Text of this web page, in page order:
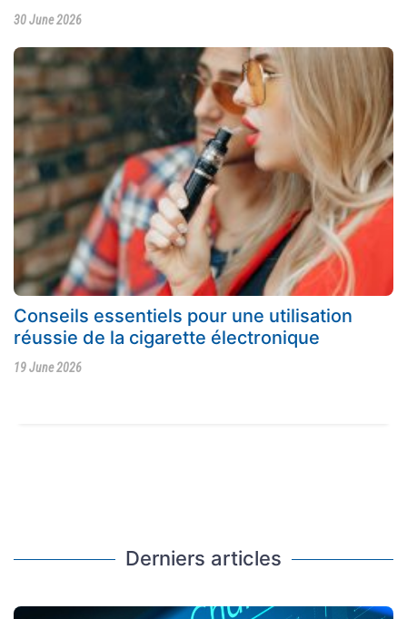
30 June 2026
Conseils essentiels pour une utilisation
réussie de la cigarette électronique
19 June 2026
Derniers articles